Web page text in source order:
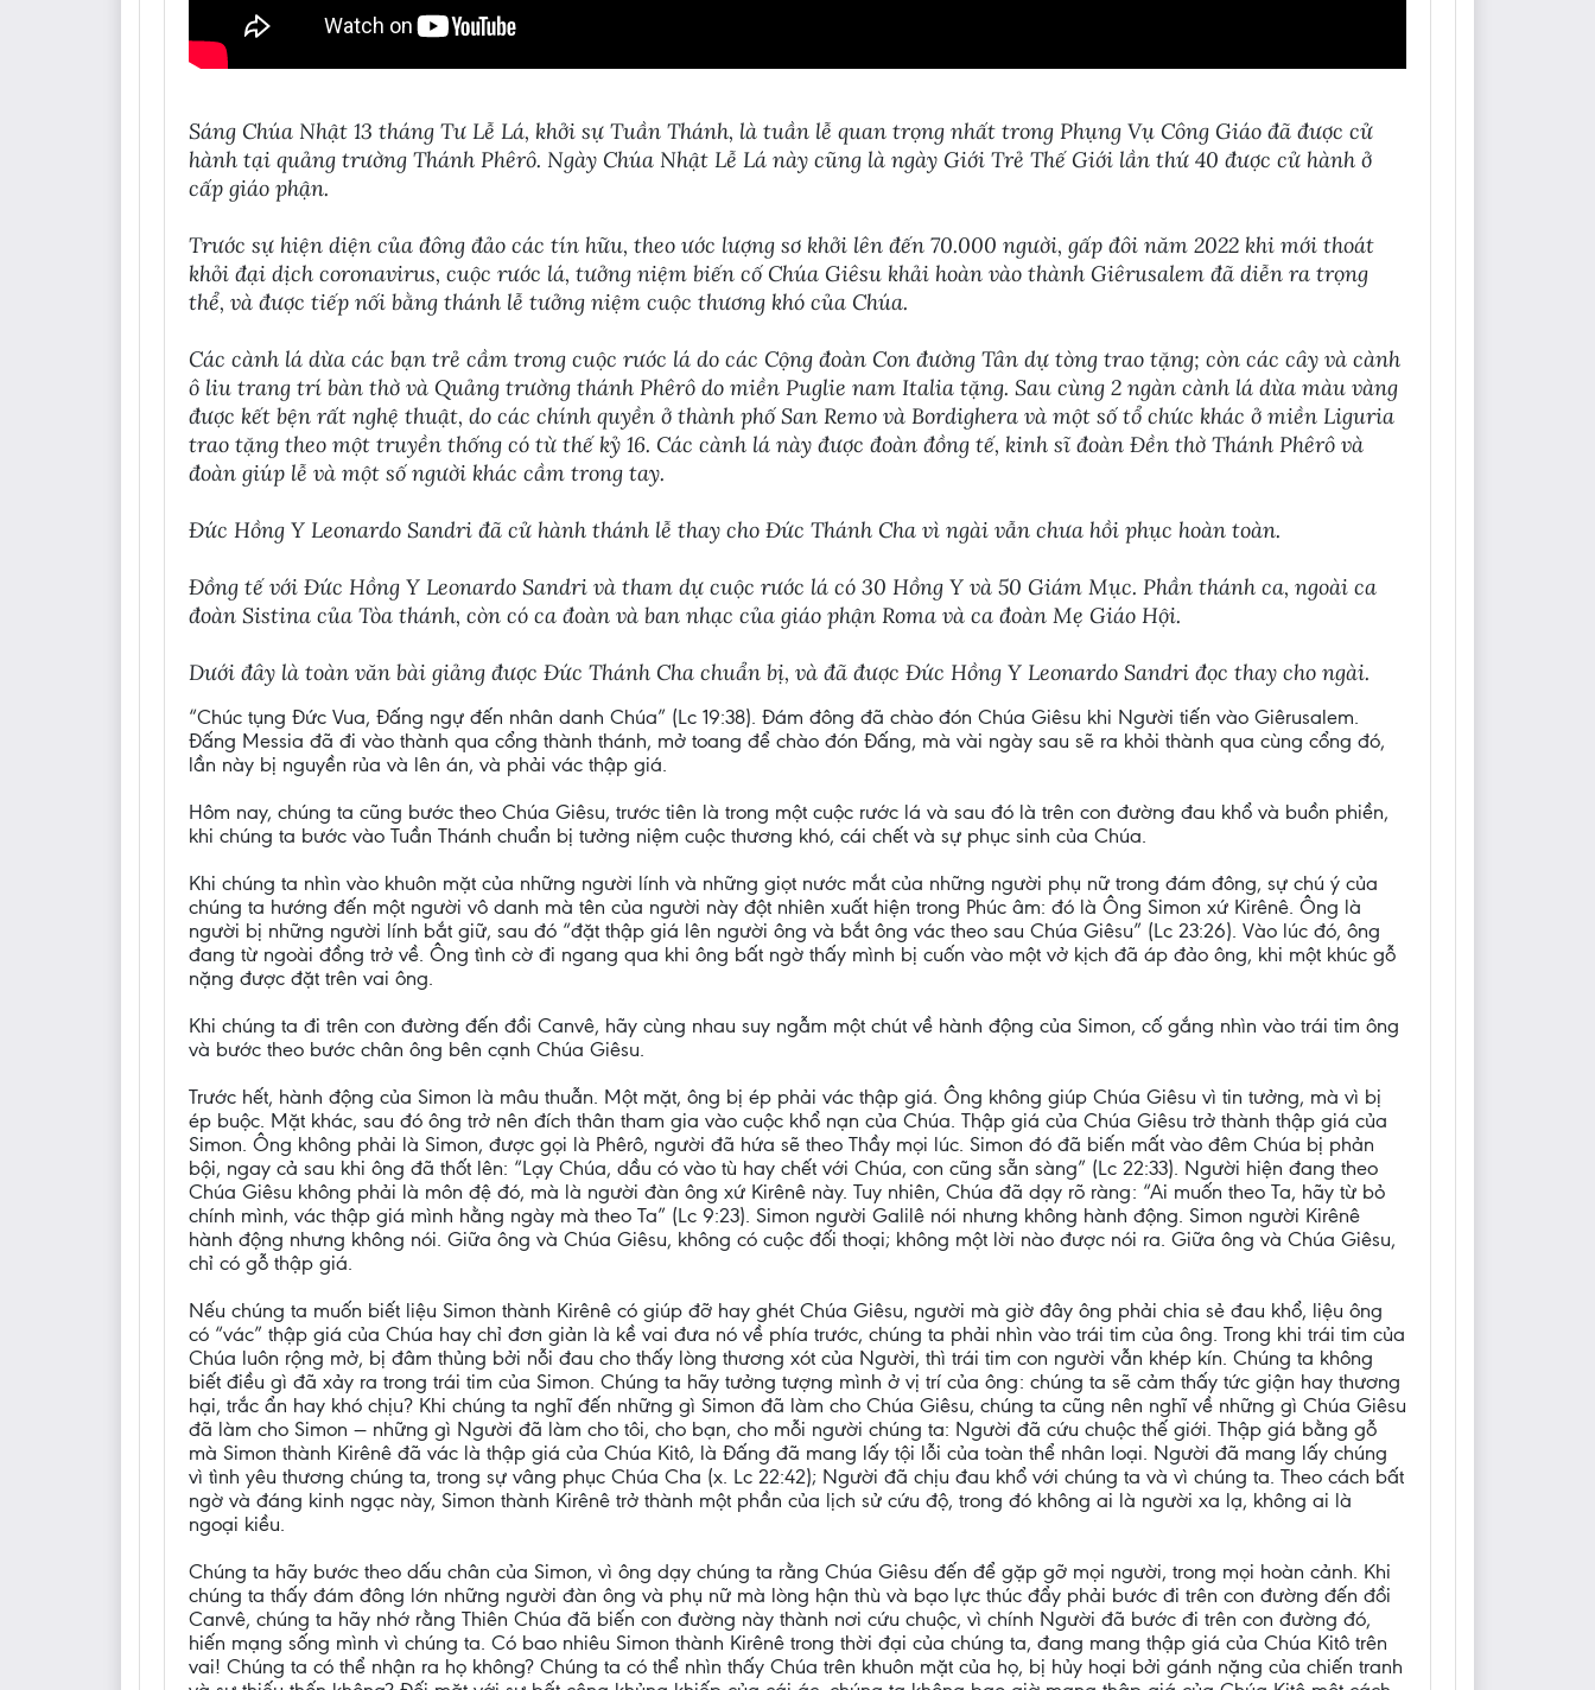
Sáng Chúa Nhật 13 tháng Tư Lễ Lá, khởi sự Tuần Thánh, là tuần lễ quan trọng nhất trong Phụng Vụ Công Giáo đã được cử
hành tại quảng trường Thánh Phêrô. Ngày Chúa Nhật Lễ Lá này cũng là ngày Giới Trẻ Thế Giới lần thứ 40 được cử hành ở
cấp giáo phận.
Trước sự hiện diện của đông đảo các tín hữu, theo ước lượng sơ khởi lên đến 70.000 người, gấp đôi năm 2022 khi mới thoát
khỏi đại dịch coronavirus, cuộc rước lá, tưởng niệm biến cố Chúa Giêsu khải hoàn vào thành Giêrusalem đã diễn ra trọng
thể, và được tiếp nối bằng thánh lễ tưởng niệm cuộc thương khó của Chúa.
Các cành lá dừa các bạn trẻ cầm trong cuộc rước lá do các Cộng đoàn Con đường Tân dự tòng trao tặng; còn các cây và cành
ô liu trang trí bàn thờ và Quảng trường thánh Phêrô do miền Puglie nam Italia tặng. Sau cùng 2 ngàn cành lá dừa màu vàng
được kết bện rất nghệ thuật, do các chính quyền ở thành phố San Remo và Bordighera và một số tổ chức khác ở miền Liguria
trao tặng theo một truyền thống có từ thế kỷ 16. Các cành lá này được đoàn đồng tế, kinh sĩ đoàn Đền thờ Thánh Phêrô và
đoàn giúp lễ và một số người khác cầm trong tay.
Đức Hồng Y Leonardo Sandri đã cử hành thánh lễ thay cho Đức Thánh Cha vì ngài vẫn chưa hồi phục hoàn toàn.
Đồng tế với Đức Hồng Y Leonardo Sandri và tham dự cuộc rước lá có 30 Hồng Y và 50 Giám Mục. Phần thánh ca, ngoài ca
đoàn Sistina của Tòa thánh, còn có ca đoàn và ban nhạc của giáo phận Roma và ca đoàn Mẹ Giáo Hội.
Dưới đây là toàn văn bài giảng được Đức Thánh Cha chuẩn bị, và đã được Đức Hồng Y Leonardo Sandri đọc thay cho ngài.
“Chúc tụng Đức Vua, Đấng ngự đến nhân danh Chúa” (Lc 19:38). Đám đông đã chào đón Chúa Giêsu khi Người tiến vào Giêrusalem.
Đấng Messia đã đi vào thành qua cổng thành thánh, mở toang để chào đón Đấng, mà vài ngày sau sẽ ra khỏi thành qua cùng cổng đó,
lần này bị nguyền rủa và lên án, và phải vác thập giá.
Hôm nay, chúng ta cũng bước theo Chúa Giêsu, trước tiên là trong một cuộc rước lá và sau đó là trên con đường đau khổ và buồn phiền,
khi chúng ta bước vào Tuần Thánh chuẩn bị tưởng niệm cuộc thương khó, cái chết và sự phục sinh của Chúa.
Khi chúng ta nhìn vào khuôn mặt của những người lính và những giọt nước mắt của những người phụ nữ trong đám đông, sự chú ý của
chúng ta hướng đến một người vô danh mà tên của người này đột nhiên xuất hiện trong Phúc âm: đó là Ông Simon xứ Kirênê. Ông là
người bị những người lính bắt giữ, sau đó “đặt thập giá lên người ông và bắt ông vác theo sau Chúa Giêsu” (Lc 23:26). Vào lúc đó, ông
đang từ ngoài đồng trở về. Ông tình cờ đi ngang qua khi ông bất ngờ thấy mình bị cuốn vào một vở kịch đã áp đảo ông, khi một khúc gỗ
nặng được đặt trên vai ông.
Khi chúng ta đi trên con đường đến đồi Canvê, hãy cùng nhau suy ngẫm một chút về hành động của Simon, cố gắng nhìn vào trái tim ông
và bước theo bước chân ông bên cạnh Chúa Giêsu.
Trước hết, hành động của Simon là mâu thuẫn. Một mặt, ông bị ép phải vác thập giá. Ông không giúp Chúa Giêsu vì tin tưởng, mà vì bị
ép buộc. Mặt khác, sau đó ông trở nên đích thân tham gia vào cuộc khổ nạn của Chúa. Thập giá của Chúa Giêsu trở thành thập giá của
Simon. Ông không phải là Simon, được gọi là Phêrô, người đã hứa sẽ theo Thầy mọi lúc. Simon đó đã biến mất vào đêm Chúa bị phản
bội, ngay cả sau khi ông đã thốt lên: “Lạy Chúa, dầu có vào tù hay chết với Chúa, con cũng sẵn sàng” (Lc 22:33). Người hiện đang theo
Chúa Giêsu không phải là môn đệ đó, mà là người đàn ông xứ Kirênê này. Tuy nhiên, Chúa đã dạy rõ ràng: “Ai muốn theo Ta, hãy từ bỏ
chính mình, vác thập giá mình hằng ngày mà theo Ta” (Lc 9:23). Simon người Galilê nói nhưng không hành động. Simon người Kirênê
hành động nhưng không nói. Giữa ông và Chúa Giêsu, không có cuộc đối thoại; không một lời nào được nói ra. Giữa ông và Chúa Giêsu,
chỉ có gỗ thập giá.
Nếu chúng ta muốn biết liệu Simon thành Kirênê có giúp đỡ hay ghét Chúa Giêsu, người mà giờ đây ông phải chia sẻ đau khổ, liệu ông
có “vác” thập giá của Chúa hay chỉ đơn giản là kề vai đưa nó về phía trước, chúng ta phải nhìn vào trái tim của ông. Trong khi trái tim của
Chúa luôn rộng mở, bị đâm thủng bởi nỗi đau cho thấy lòng thương xót của Người, thì trái tim con người vẫn khép kín. Chúng ta không
biết điều gì đã xảy ra trong trái tim của Simon. Chúng ta hãy tưởng tượng mình ở vị trí của ông: chúng ta sẽ cảm thấy tức giận hay thương
hại, trắc ẩn hay khó chịu? Khi chúng ta nghĩ đến những gì Simon đã làm cho Chúa Giêsu, chúng ta cũng nên nghĩ về những gì Chúa Giêsu
đã làm cho Simon — những gì Người đã làm cho tôi, cho bạn, cho mỗi người chúng ta: Người đã cứu chuộc thế giới. Thập giá bằng gỗ
mà Simon thành Kirênê đã vác là thập giá của Chúa Kitô, là Đấng đã mang lấy tội lỗi của toàn thể nhân loại. Người đã mang lấy chúng
vì tình yêu thương chúng ta, trong sự vâng phục Chúa Cha (x. Lc 22:42); Người đã chịu đau khổ với chúng ta và vì chúng ta. Theo cách bất
ngờ và đáng kinh ngạc này, Simon thành Kirênê trở thành một phần của lịch sử cứu độ, trong đó không ai là người xa lạ, không ai là
ngoại kiều.
Chúng ta hãy bước theo dấu chân của Simon, vì ông dạy chúng ta rằng Chúa Giêsu đến để gặp gỡ mọi người, trong mọi hoàn cảnh. Khi
chúng ta thấy đám đông lớn những người đàn ông và phụ nữ mà lòng hận thù và bạo lực thúc đẩy phải bước đi trên con đường đến đồi
Canvê, chúng ta hãy nhớ rằng Thiên Chúa đã biến con đường này thành nơi cứu chuộc, vì chính Người đã bước đi trên con đường đó,
hiến mạng sống mình vì chúng ta. Có bao nhiêu Simon thành Kirênê trong thời đại của chúng ta, đang mang thập giá của Chúa Kitô trên
vai! Chúng ta có thể nhận ra họ không? Chúng ta có thể nhìn thấy Chúa trên khuôn mặt của họ, bị hủy hoại bởi gánh nặng của chiến tranh